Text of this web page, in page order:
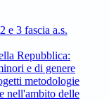
e 3 fascia a.s.
Repubblica:
e di genere
metodologie
nell'ambito delle